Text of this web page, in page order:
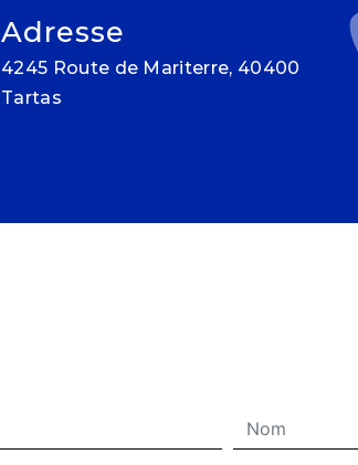
Adresse
4245 Route de Mariterre, 40400
Tartas